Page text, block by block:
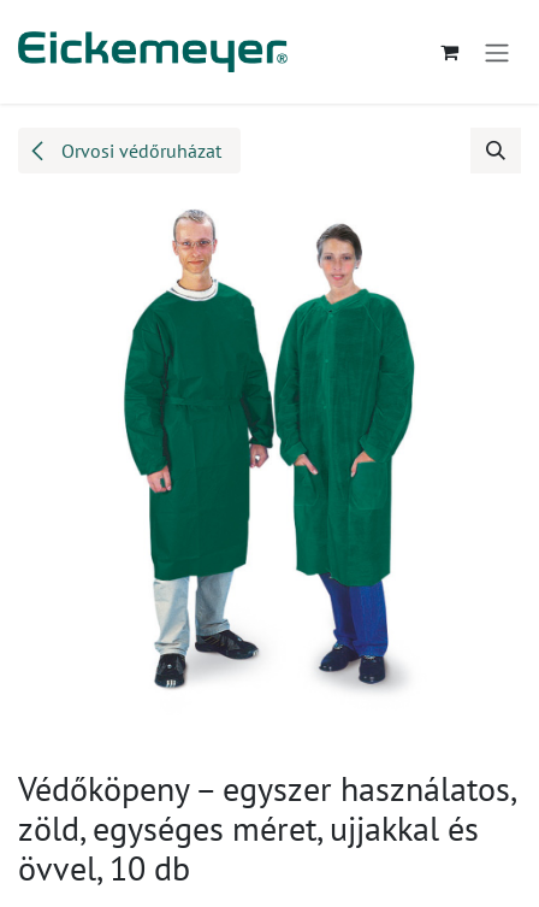
Orvosi védőruházat
Védőköpeny – egyszer használatos,
zöld, egységes méret, ujjakkal és
övvel, 10 db